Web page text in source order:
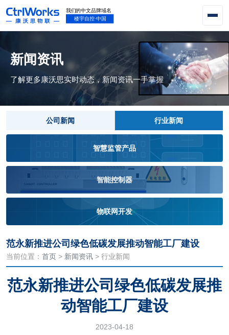
新闻资讯
了解更多康沃思实时动态，新闻资讯一手掌握
公司新闻 行业新闻
智慧监管产品
智能控制器
物联网开发
范永新推进公司绿色低碳发展推动智能工厂建设
当前位置： 首页 > 新闻资讯 > 行业新闻
范永新推进公司绿色低碳发展推
动智能工厂建设
2023-04-18